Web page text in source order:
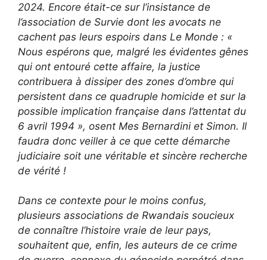
2024. Encore était-ce sur l’insistance de
l’association de Survie dont les avocats ne
cachent pas leurs espoirs dans Le Monde : «
Nous espérons que, malgré les évidentes gênes
qui ont entouré cette affaire, la justice
contribuera à dissiper des zones d’ombre qui
persistent dans ce quadruple homicide et sur la
possible implication française dans l’attentat du
6 avril 1994 », osent Mes Bernardini et Simon. Il
faudra donc veiller à ce que cette démarche
judiciaire soit une véritable et sincère recherche
de vérité !
Dans ce contexte pour le moins confus,
plusieurs associations de Rwandais soucieux
de connaître l’histoire vraie de leur pays,
souhaitent que, enfin, les auteurs de ce crime